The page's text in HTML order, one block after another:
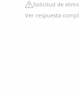
Solicitud de
Ver respuesta